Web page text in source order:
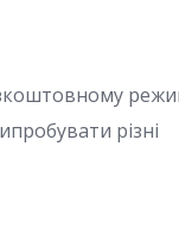
різні